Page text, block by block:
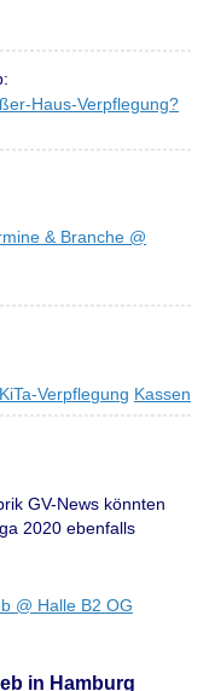
Haus-Verpflegung?
& Branche @
KiTa-Verpflegung Kassen
GV-News könnten
2020 ebenfalls
in Hamburg